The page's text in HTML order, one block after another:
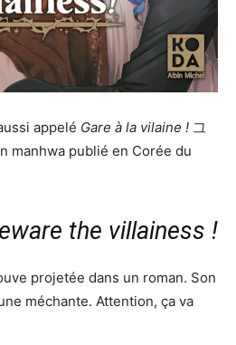
appelé Gare à la vilaine ! 그
manhwa publié en Corée du
the villainess !
projetée dans un roman. Son
méchante. Attention, ça va